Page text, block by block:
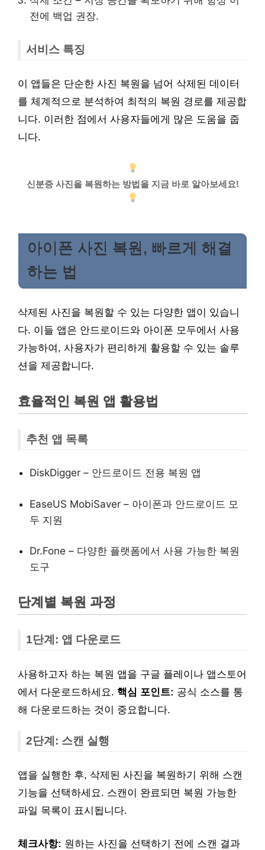
전에 백업 권장.
서비스 특징
이 앱들은 단순한 사진 복원을 넘어 삭제된 데이터
를 체계적으로 분석하여 최적의 복원 경로를 제공합
니다. 이러한 점에서 사용자들에게 많은 도움을 줍
니다.
신분증 사진을 복원하는 방법을 지금 바로 알아보세요!
아이폰 사진 복원, 빠르게 해결
하는 법
삭제된 사진을 복원할 수 있는 다양한 앱이 있습니
다. 이들 앱은 안드로이드와 아이폰 모두에서 사용
가능하여, 사용자가 편리하게 활용할 수 있는 솔루
션을 제공합니다.
효율적인 복원 앱 활용법
추천 앱 목록
DiskDigger – 안드로이드 전용 복원 앱
EaseUS MobiSaver – 아이폰과 안드로이드 모
두 지원
Dr.Fone – 다양한 플랫폼에서 사용 가능한 복원
도구
단계별 복원 과정
1단계: 앱 다운로드
사용하고자 하는 복원 앱을 구글 플레이나 앱스토어
에서 다운로드하세요. 핵심 포인트: 공식 소스를 통
해 다운로드하는 것이 중요합니다.
2단계: 스캔 실행
앱을 실행한 후, 삭제된 사진을 복원하기 위해 스캔
기능을 선택하세요. 스캔이 완료되면 복원 가능한
파일 목록이 표시됩니다.
체크사항: 원하는 사진을 선택하기 전에 스캔 결과